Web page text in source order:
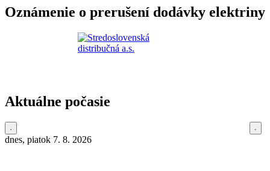
Oznámenie o prerušení dodávky elektriny
Aktuálne počasie
dnes, piatok 7. 8. 2026